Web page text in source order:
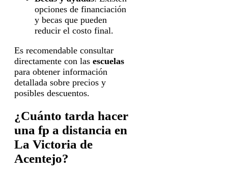
opciones de financiación
y becas que pueden
reducir el costo final.
Es recomendable consultar
directamente con las escuelas
para obtener información
detallada sobre precios y
posibles descuentos.
¿Cuánto tarda hacer
una fp a distancia en
La Victoria de
Acentejo?